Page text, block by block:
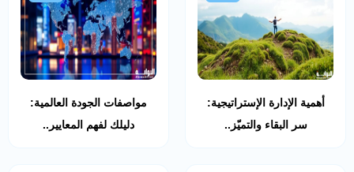
أهمية الإدارة الإستراتيجية:
سر البقاء والتميّز..
مواصفات الجودة العالمية:
دليلك لفهم المعايير..